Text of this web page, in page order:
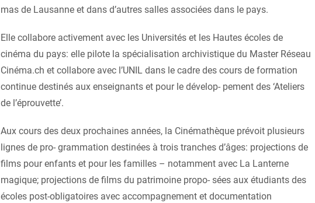
mas de Lausanne et dans d’autres salles associées dans le pays.
Elle collabore activement avec les Universités et les Hautes écoles de
cinéma du pays: elle pilote la spécialisation archivistique du Master Réseau
Cinéma.ch et collabore avec l’UNIL dans le cadre des cours de formation
continue destinés aux enseignants et pour le dévelop- pement des ‘Ateliers
de l’éprouvette’.
Aux cours des deux prochaines années, la Cinémathèque prévoit plusieurs
lignes de pro- grammation destinées à trois tranches d’âges: projections de
films pour enfants et pour les familles – notamment avec La Lanterne
magique; projections de films du patrimoine propo- sées aux étudiants des
écoles post-obligatoires avec accompagnement et documentation